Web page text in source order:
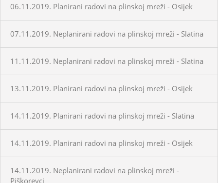
06.11.2019. Planirani radovi na plinskoj mreži - Osijek
07.11.2019. Neplanirani radovi na plinskoj mreži - Slatina
11.11.2019. Neplanirani radovi na plinskoj mreži - Slatina
13.11.2019. Planirani radovi na plinskoj mreži - Osijek
14.11.2019. Planirani radovi na plinskoj mreži - Slatina
14.11.2019. Planirani radovi na plinskoj mreži - Osijek
14.11.2019. Neplanirani radovi na plinskoj mreži -
Piškorevci